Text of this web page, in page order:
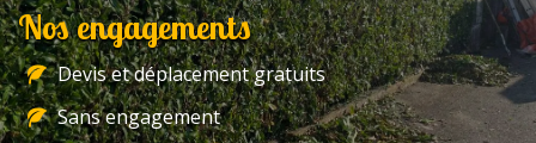
Nos engagements
Devis et déplacement gratuits
Sans engagement